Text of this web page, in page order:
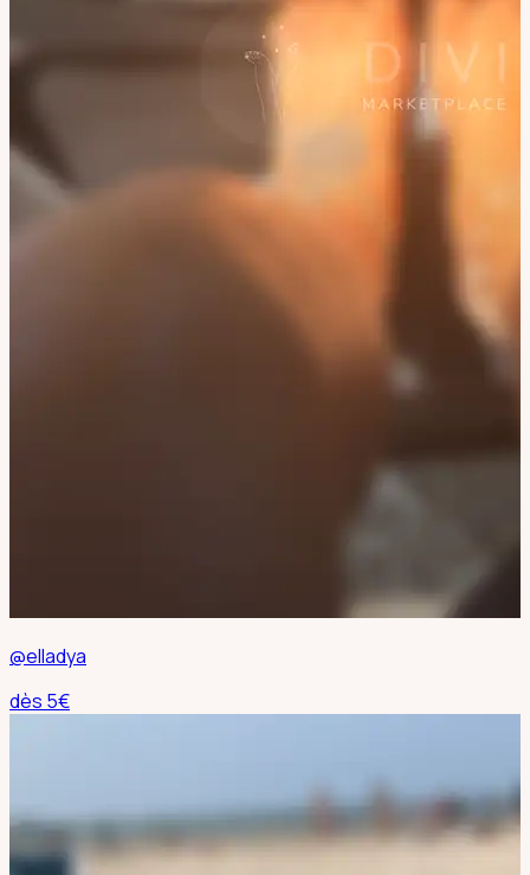
@elladya
dès 5€